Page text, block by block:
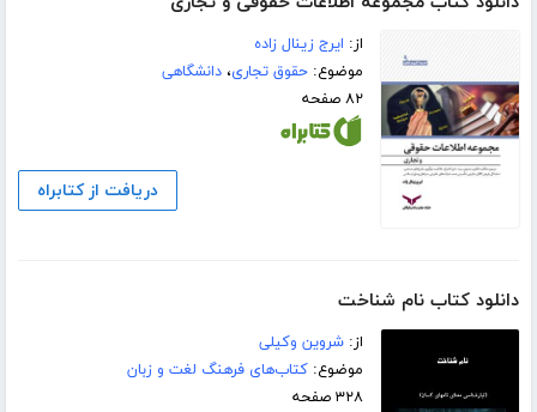
از: ایرج زینال زاده
موضوع:حقوق تجاری،دانشگاهی
۸۲ صفحه
دریافت از کتابراه
دانلود کتاب نام شناخت
از:شروین وکیلی
موضوع:کتاب‌های فرهنگ لغت و زبان
۳۲۸ صفحه